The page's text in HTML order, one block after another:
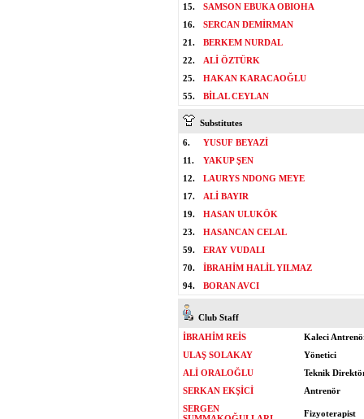
15.
SAMSON EBUKA OBIOHA
16.
SERCAN DEMİRMAN
21.
BERKEM NURDAL
22.
ALİ ÖZTÜRK
25.
HAKAN KARACAOĞLU
55.
BİLAL CEYLAN
Substitutes
6.
YUSUF BEYAZİ
11.
YAKUP ŞEN
12.
LAURYS NDONG MEYE
17.
ALİ BAYIR
19.
HASAN ULUKÖK
23.
HASANCAN CELAL
59.
ERAY VUDALI
70.
İBRAHİM HALİL YILMAZ
94.
BORAN AVCI
Club Staff
İBRAHİM REİS
Kaleci
ULAŞ SOLAKAY
Yönetici
ALİ ORALOĞLU
Teknik
SERKAN EKŞİCİ
Antrenör
SERGEN
Fizyoterapist